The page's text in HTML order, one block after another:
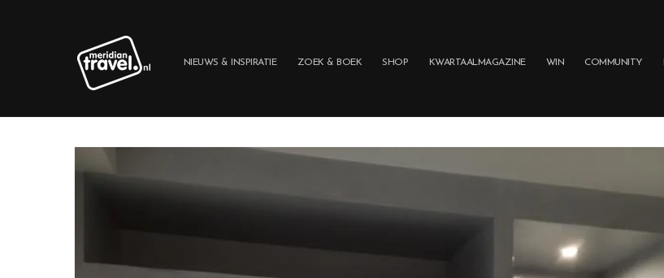
NIEUWS & INSPIRATIE ZOEK & BOEK SHOP KWARTAALMAGAZINE WIN COMMUNITY
productinformatie